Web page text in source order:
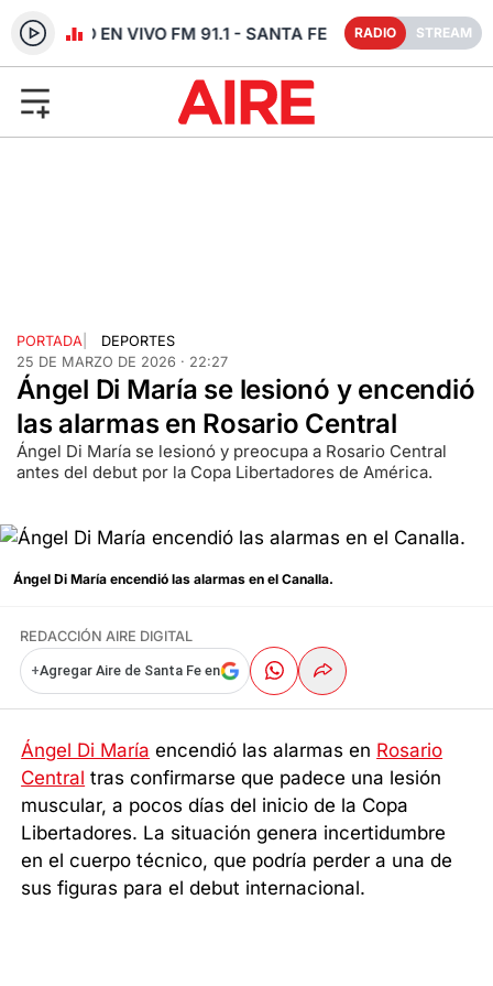
RADIO EN VIVO FM 91.1 - SANTA FE RADIO STREAM
PORTADA
DEPORTES
25 DE MARZO DE 2026 · 22:27
Ángel Di María se lesionó y encendió
las alarmas en Rosario Central
Ángel Di María se lesionó y preocupa a Rosario Central
antes del debut por la Copa Libertadores de América.
Ángel Di María encendió las alarmas en el Canalla.
REDACCIÓN AIRE DIGITAL
+Agregar Aire de Santa Fe en
Ángel Di María encendió las alarmas en Rosario
Central tras confirmarse que padece una lesión
muscular, a pocos días del inicio de la Copa
Libertadores. La situación genera incertidumbre
en el cuerpo técnico, que podría perder a una de
sus figuras para el debut internacional.